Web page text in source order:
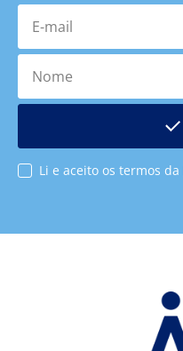
E-mail
Nome
Li e aceito os termos da